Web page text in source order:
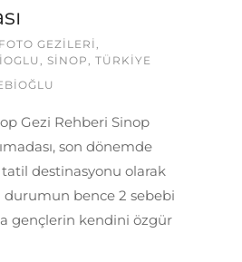
GEZILERI
SINOP
TÜRKIYE
Gezi Rehberi Sinop
son dönemde
destinasyonu olarak
durumun bence 2 sebebi
gençlerin kendini özgür